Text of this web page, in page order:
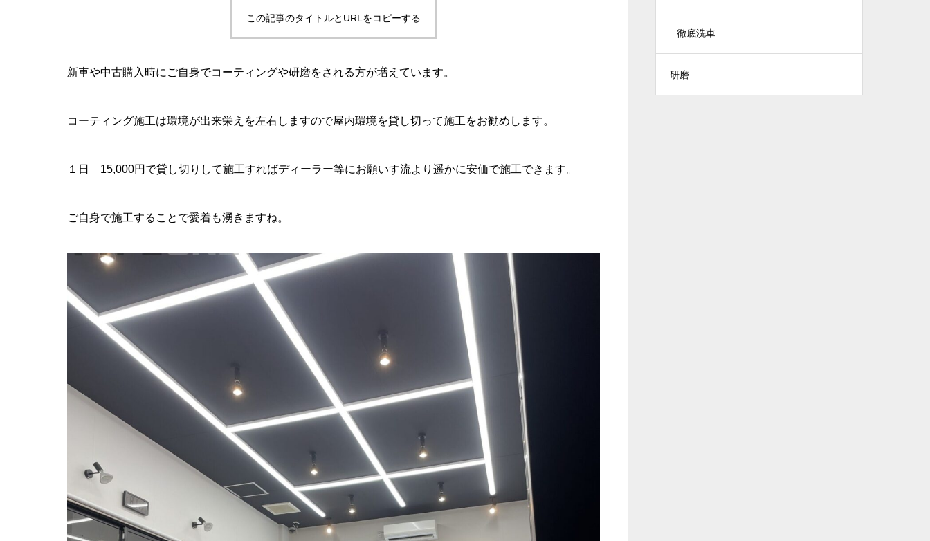
この記事のタイトルとURLをコピーする
新車や中古購入時にご自身でコーティングや研磨をされる方が増えています。
コーティング施工は環境が出来栄えを左右しますので屋内環境を貸し切って施工をお勧めします。
１日 15,000円で貸し切りして施工すればディーラー等にお願いす流より遥かに安価で施工できます。
ご自身で施工することで愛着も湧きますね。
徹底洗車
研磨